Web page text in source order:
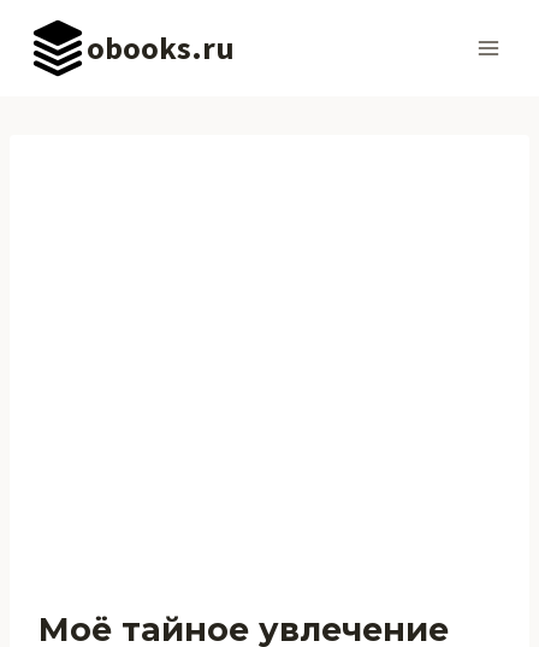
Перейти
содержимому
obooks.ru
Моё тайное увлечение